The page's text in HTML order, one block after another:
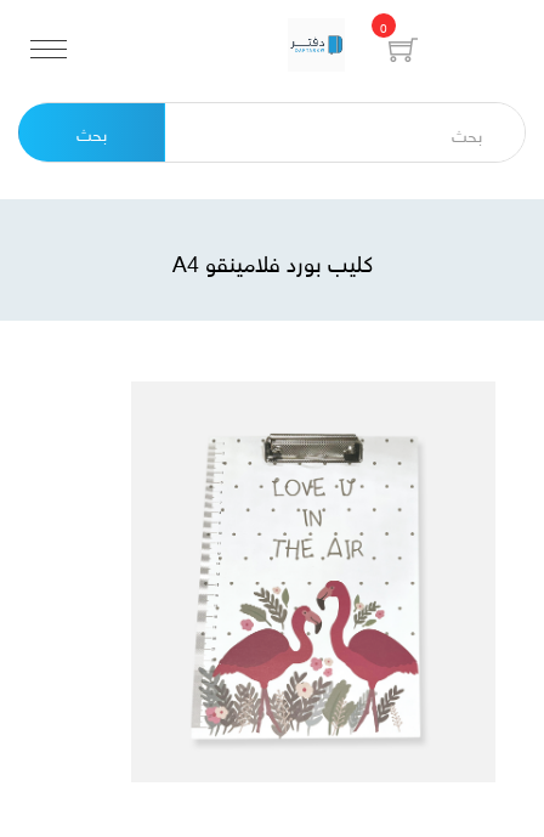
0
بحث
كليب بورد فلامينقو A4